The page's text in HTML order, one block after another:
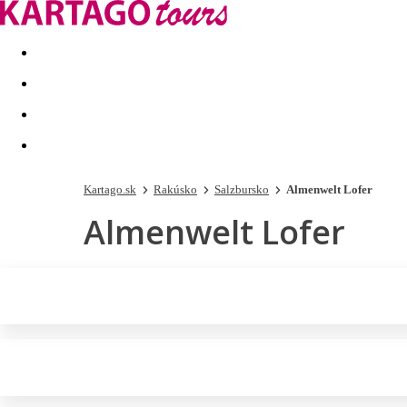
Last minute Dovolenkové kluby
Kartago.sk Rakúsko Salzbursko Almenwelt Lofer
Almenwelt Lofer